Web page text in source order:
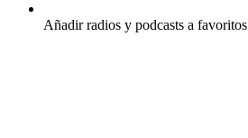
Añadir radios y podcasts a favoritos